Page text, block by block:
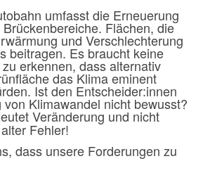
umfasst die Erneuerung
Flächen, die
und Verschlechterung
beitragen. Es braucht keine
erkennen, dass alternativ
das Klima eminent
Ist den Entscheider:innen
Klimawandel nicht bewusst?
Veränderung und nicht
Fehler!
dass unsere Forderungen zu